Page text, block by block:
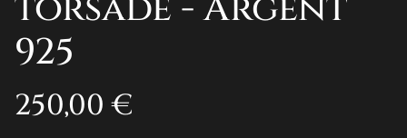
925
250,00 €